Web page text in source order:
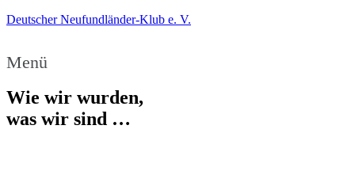
Deutscher Neufundländer-Klub e. V.
Menü
Wie wir wurden,
was wir sind …​